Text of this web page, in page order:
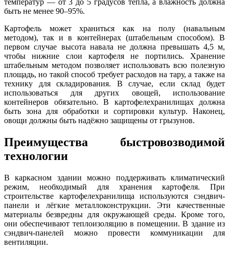
быть не менее 90–95%.
Картофель может храниться как на полу (навальным
методом), так и в контейнерах (штабельным способом). В
первом случае высота навала не должна превышать 4,5 м,
чтобы нижние слои картофеля не портились. Хранение
штабельным методом позволяет использовать всю полезную
площадь, но такой способ требует расходов на тару, а также на
технику для складирования. В случае, если склад будет
использоваться для других овощей, использование
контейнеров обязательно. В картофелехранилищах должна
быть зона для обработки и сортировки культур. Наконец,
овощи должны быть надёжно защищены от грызунов.
Преимущества быстровозводимой
технологии
В каркасном здании можно поддерживать климатический
режим, необходимый для хранения картофеля. При
строительстве картофелехранилища используются сэндвич-
панели и лёгкие металлоконструкции. Эти качественные
материалы безвредны для окружающей среды. Кроме того,
они обеспечивают теплоизоляцию в помещении. В здание из
сэндвич-панелей можно провести коммуникации для
вентиляции.